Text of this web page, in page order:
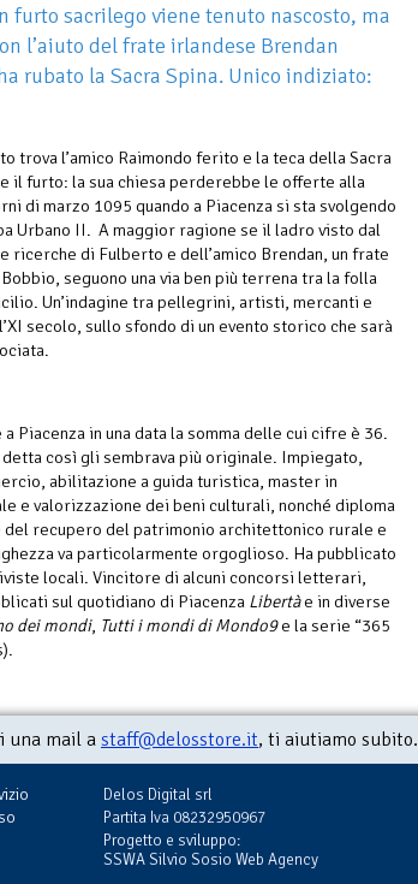
furto sacrilego viene tenuto nascosto, ma
l’aiuto del frate irlandese Brendan
rubato la Sacra Spina. Unico indiziato:
trova l’amico Raimondo ferito e la teca della Sacra
il furto: la sua chiesa perderebbe le offerte alla
di marzo 1095 quando a Piacenza si sta svolgendo
Urbano II. A maggior ragione se il ladro visto dal
ricerche di Fulberto e dell’amico Brendan, un frate
seguono una via ben più terrena tra la folla
Un’indagine tra pellegrini, artisti, mercanti e
secolo, sullo sfondo di un evento storico che sarà
a Piacenza in una data la somma delle cui cifre è 36.
così gli sembrava più originale. Impiegato,
abilitazione a guida turistica, master in
e valorizzazione dei beni culturali, nonché diploma
del recupero del patrimonio architettonico rurale e
va particolarmente orgoglioso. Ha pubblicato
locali. Vincitore di alcuni concorsi letterari,
sul quotidiano di Piacenza Libertàe in diverse
dei mondi, Tutti i mondi di Mondo9e la serie “365
una mail a staff@delosstore.it, ti aiutiamo subito.
Delos Digital srl
Partita Iva 08232950967
Progetto e sviluppo:
SSWA Silvio Sosio Web Agency